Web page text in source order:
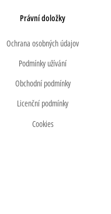
Právní doložky
Ochrana osobných údajov
Podmínky užívání
Obchodní podmínky
Licenční podmínky
Cookies